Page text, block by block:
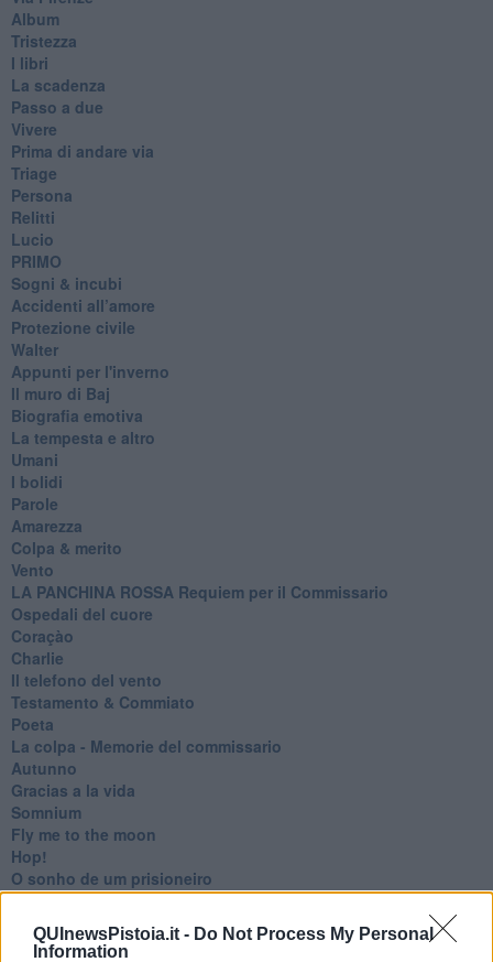
QUInewsPistoia.it - Do Not Process My Personal
Information
Album
Tristezza
I libri
La scadenza
Passo a due
Vivere
Prima di andare via
Triage
Persona
Relitti
Lucio
PRIMO
Sogni & incubi
Accidenti all’amore
Protezione civile
Walter
Appunti per l'inverno
Il muro di Baj
Biografia emotiva
La tempesta e altro
Umani
I bolidi
Parole
Amarezza
Colpa & merito
Vento
​LA PANCHINA ROSSA Requiem per il Commissario
Ospedali del cuore
Coraçào
Charlie
Il telefono del vento
Testamento & Commiato
Poeta
​La colpa - Memorie del commissario
Autunno
Gracias a la vida
Somnium
Fly me to the moon
Hop!
O sonho de um prisioneiro
Memòrias
Sto qui
Scrivi